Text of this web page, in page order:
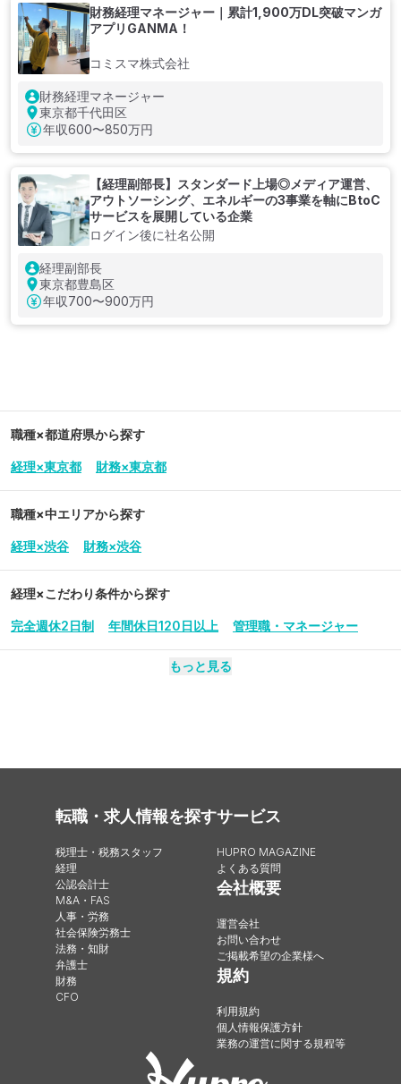
財務経理マネージャー｜累計1,900万DL突破マンガ
アプリGANMA！
コミスマ株式会社
財務経理マネージャー
東京都千代田区
年収600〜850万円
【経理副部長】スタンダード上場◎メディア運営、
アウトソーシング、エネルギーの3事業を軸にBtoC
サービスを展開している企業
ログイン後に社名公開
経理副部長
東京都豊島区
年収700〜900万円
職種×都道府県から探す
経理×東京都 財務×東京都
職種×中エリアから探す
経理×渋谷 財務×渋谷
経理×こだわり条件から探す
完全週休2日制 年間休日120日以上 管理職・マネージャー
もっと見る
転職・求人情報を探す
税理士・税務スタッフ
経理
公認会計士
M&A・FAS
人事・労務
社会保険労務士
法務・知財
弁護士
財務
CFO
サービス
HUPRO MAGAZINE
よくある質問
会社概要
運営会社
お問い合わせ
ご掲載希望の企業様へ
規約
利用規約
個人情報保護方針
業務の運営に関する規程等